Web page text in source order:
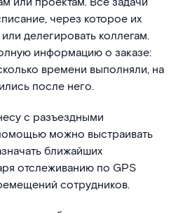
через которое их
делегировать коллегам.
информацию о заказе:
времени выполняли, на
после него.
с разъездными
можно выстраивать
ближайших
отслеживанию по GPS
сотрудников.